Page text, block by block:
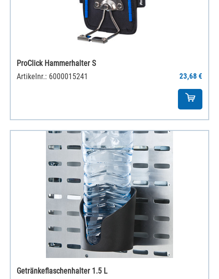
ProClick Hammerhalter S
Artikelnr.: 6000015241
23,68 €
Getränkeflaschenhalter 1.5 L